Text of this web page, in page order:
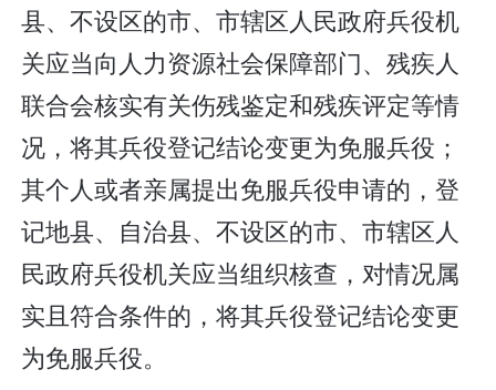
县、不设区的市、市辖区人民政府兵役机
关应当向人力资源社会保障部门、残疾人
联合会核实有关伤残鉴定和残疾评定等情
况，将其兵役登记结论变更为免服兵役；
其个人或者亲属提出免服兵役申请的，登
记地县、自治县、不设区的市、市辖区人
民政府兵役机关应当组织核查，对情况属
实且符合条件的，将其兵役登记结论变更
为免服兵役。